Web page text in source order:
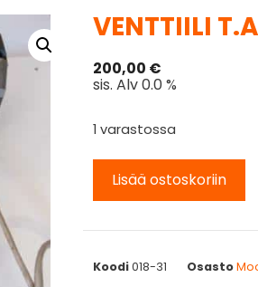
VENTTIILI
200,00 €
sis. Alv 0.0 %
1 varastossa
Lisää ostoskoriin
Koodi018-31 Osasto